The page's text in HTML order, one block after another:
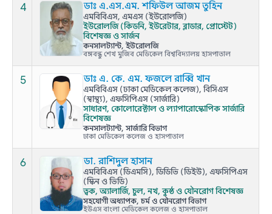
4 ডাঃ এ.এস.এম. শফিউল আজম তুহিন
এমবিবিএস, এমএস (ইউরোলজি)
ইউরোলজি (কিডনি, ইউরেটার, ব্লাডার, প্রোস্টেট)
বিশেষজ্ঞ ও সার্জন
কনসালট্যান্ট, ইউরোলজি
বঙ্গবন্ধু শেখ মুজিব মেডিকেল বিশ্ববিদ্যালয় হাসপাতাল
5 ডাঃ এ. কে. এম. ফজলে রাব্বি খান
এমবিবিএস (ঢাকা মেডিকেল কলেজ), বিসিএস
(স্বাস্থ্য), এফসিপিএস (সার্জারি)
সাধারণ, কোলোরেক্টাল ও ল্যাপারোস্কোপিক সার্জারি
বিশেষজ্ঞ
কনসালট্যান্ট, সার্জারি বিভাগ
ঢাকা মেডিকেল কলেজ ও হাসপাতাল
6 ডা. রাশিদুল হাসান
এমবিবিএস (ডিএমসি), ডিডিভি (ডিইউ), এফসিপিএস
(স্কিন ও ভিডি)
ত্বক, অ্যালার্জি, চুল, নখ, কুষ্ঠ ও যৌনরোগ বিশেষজ্ঞ
সহযোগী অধ্যাপক, চর্ম ও যৌনরোগ বিভাগ
ইউএস বাংলা মেডিকেল কলেজ ও হাসপাতাল